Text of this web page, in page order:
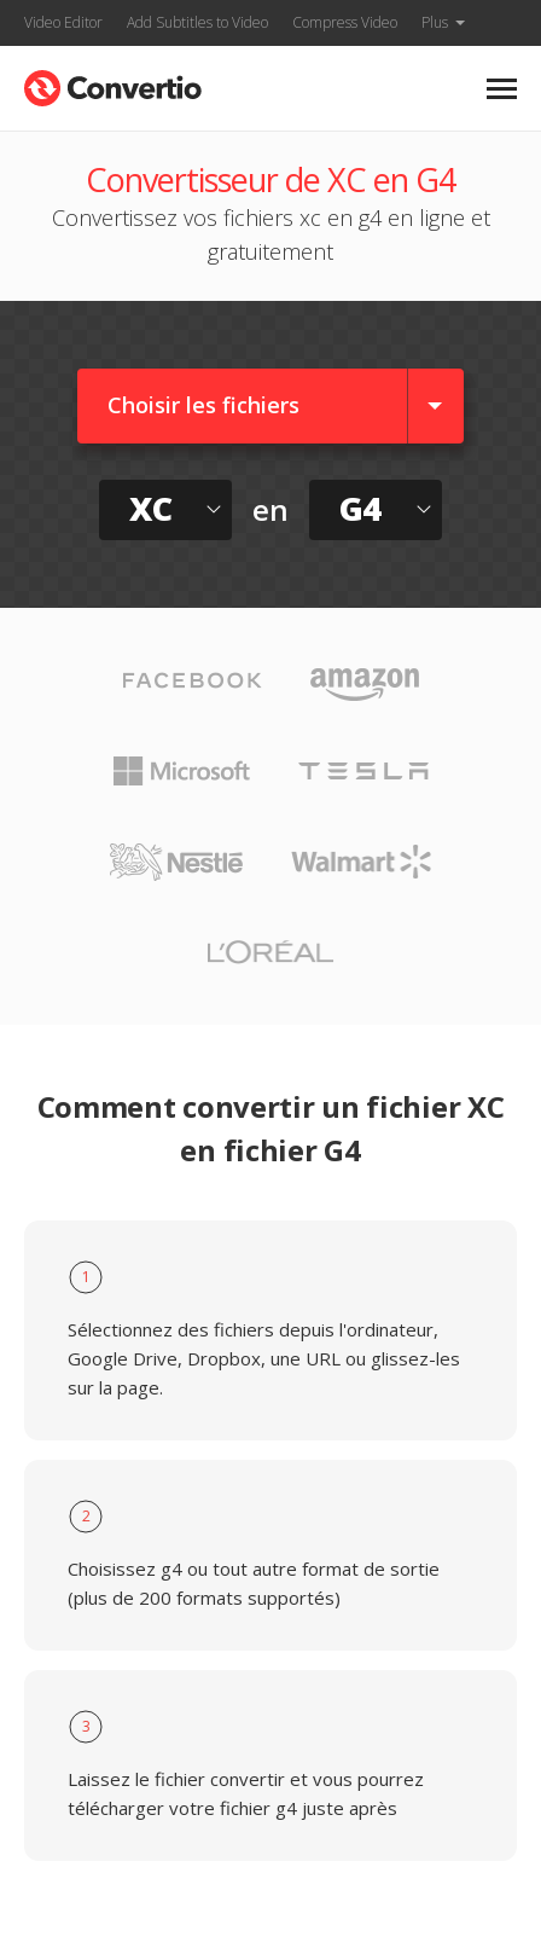
Video Editor Add Subtitles to Video Compress Video Plus
Convertisseur de XC en G4
Convertissez vos fichiers xc en g4 en ligne et
gratuitement
Choisir les fichiers
XC en G4
Comment convertir un fichier XC
en fichier G4
1
Sélectionnez des fichiers depuis l'ordinateur,
Google Drive, Dropbox, une URL ou glissez-les
sur la page.
2
Choisissez g4 ou tout autre format de sortie
(plus de 200 formats supportés)
3
Laissez le fichier convertir et vous pourrez
télécharger votre fichier g4 juste après